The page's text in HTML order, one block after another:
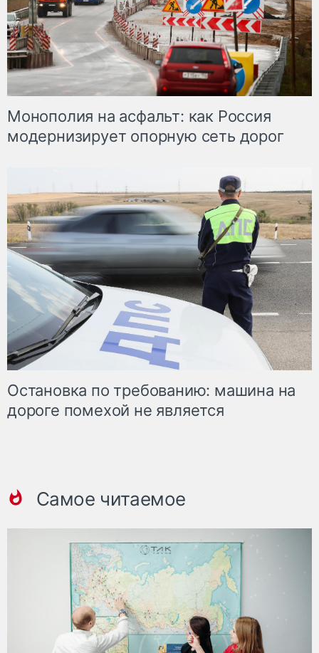
Монополия на асфальт: как Россия
модернизирует опорную сеть дорог
Остановка по требованию: машина на
дороге помехой не является
Самое читаемое